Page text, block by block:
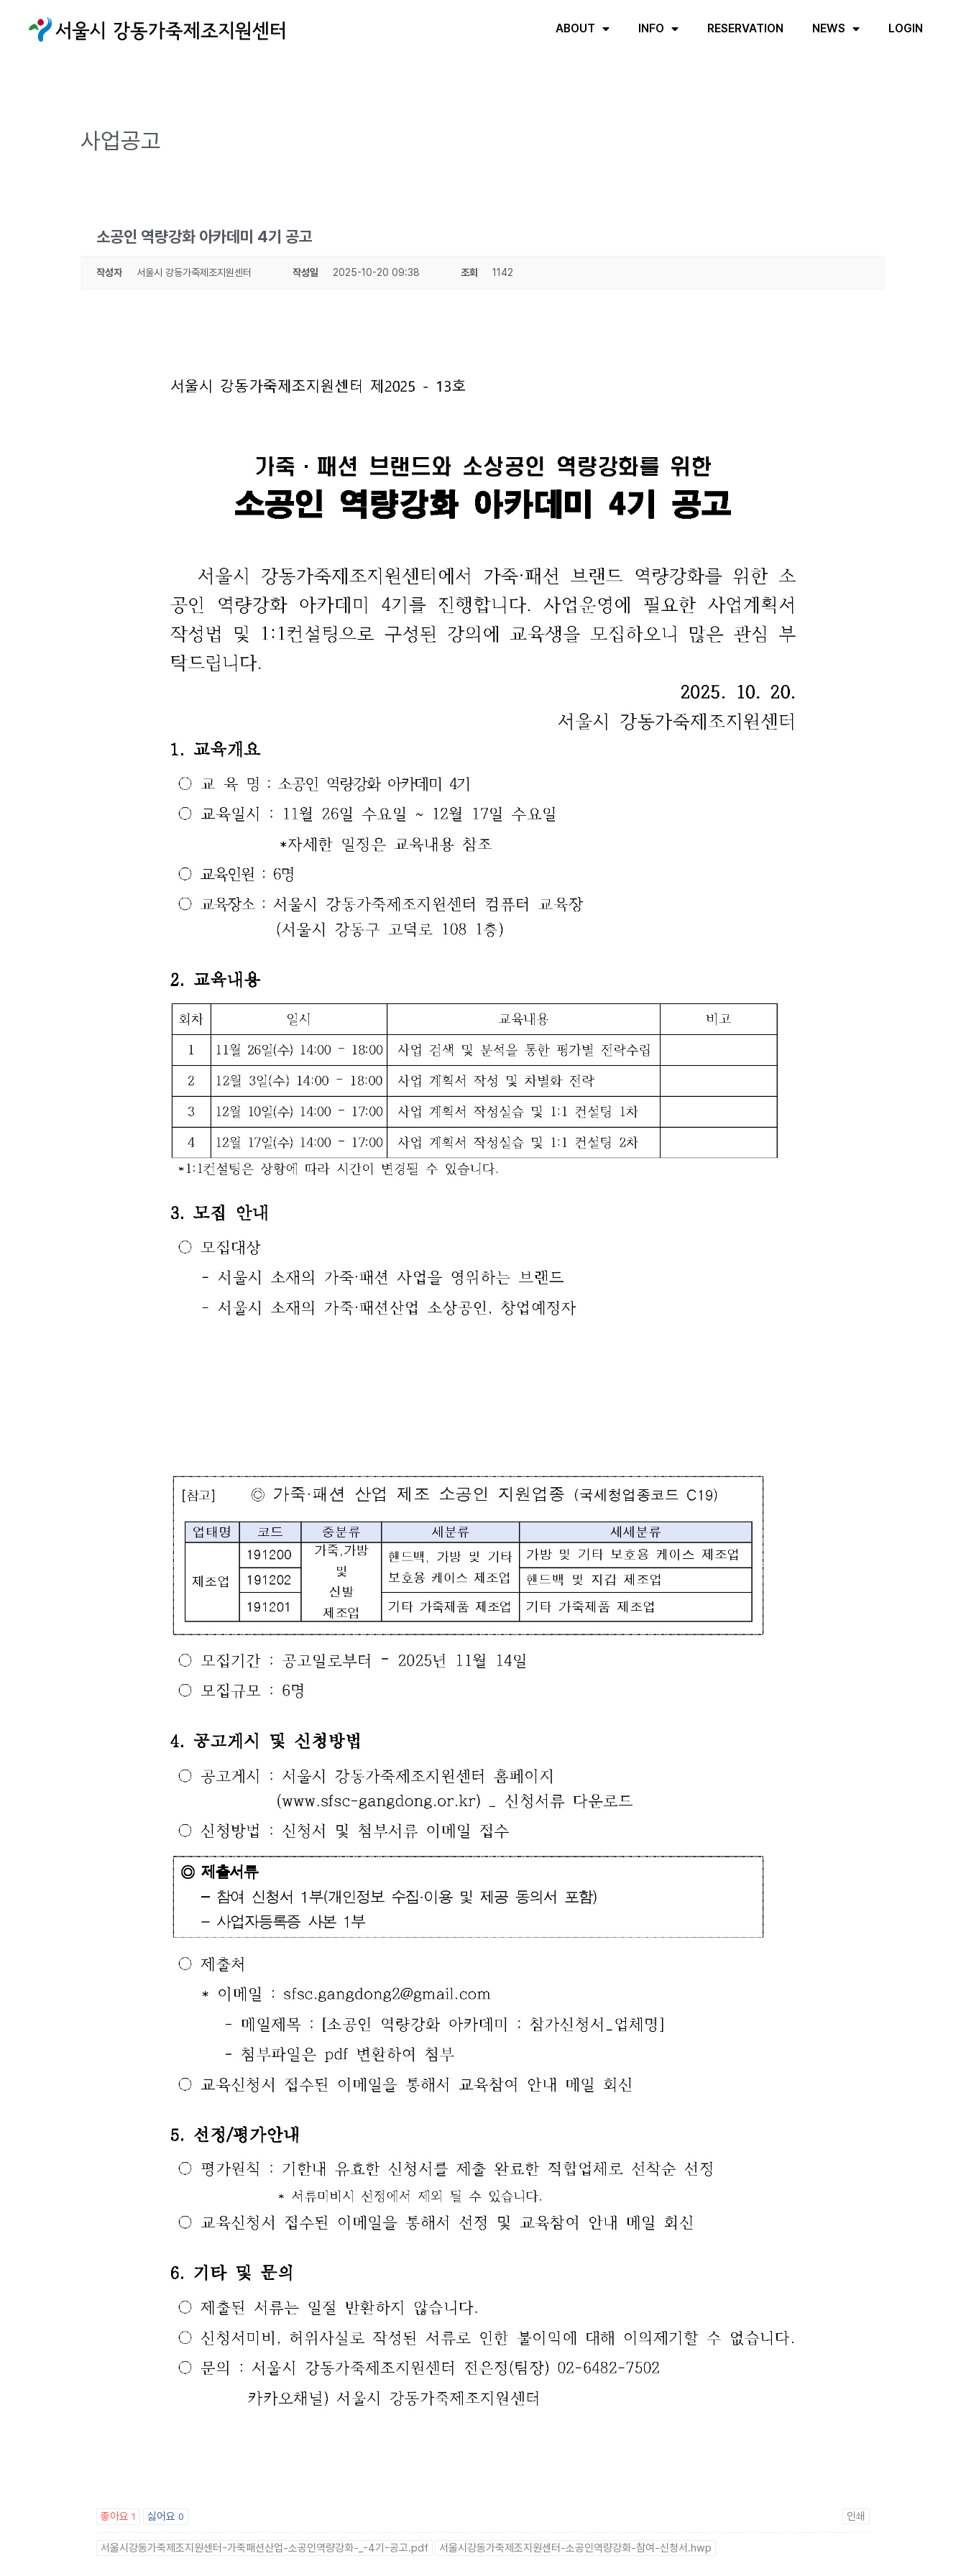
ABOUT INFO RESERVATION NEWS LOGIN
사업공고
소공인 역량강화 아카데미 4기 공고
작성자 서울시 강동가죽제조지원센터 작성일 2025-10-20 09:38 조회 1142
좋아요 1 싫어요 0 인쇄
서울시강동가죽제조지원센터-가죽패션산업-소공인역량강화-_-4기-공고.pdf 서울시강동가죽제조지원센터-소공인역량강화-참여-신청서.hwp